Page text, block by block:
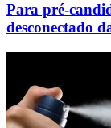
Para pré-
desconectado